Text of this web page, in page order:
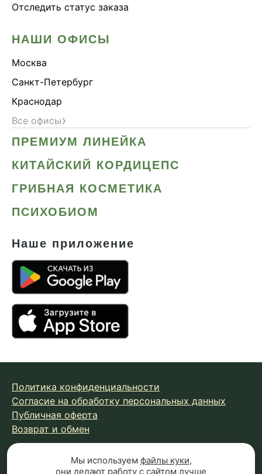
Отследить статус заказа
НАШИ ОФИСЫ
Москва
Санкт-Петербург
Краснодар
Все офисы›
ПРЕМИУМ ЛИНЕЙКА
КИТАЙСКИЙ КОРДИЦЕПС
ГРИБНАЯ КОСМЕТИКА
ПСИХОБИОМ
Наше приложение
Политика конфиденциальности
Согласие на обработку персональных данных
Публичная оферта
Возврат и обмен
© 2026 Fungiline — зарегистрированная торговая марка.
Мы используем файлы куки,
они делают работу с сайтом лучше